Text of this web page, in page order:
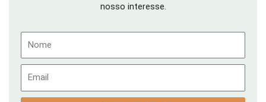
nosso interesse.